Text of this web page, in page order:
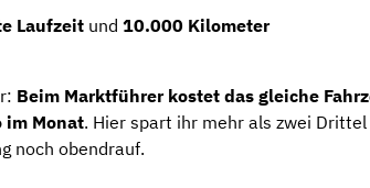
Laufzeit und 10.000 Kilometer
Beim Marktführer kostet das gleiche
Monat. Hier spart ihr mehr als zwei Drittel
noch obendrauf.